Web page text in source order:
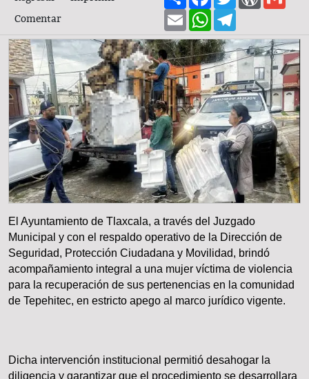
Comentar
EmailWhatsApp
El Ayuntamiento de Tlaxcala, a través del Juzgado
Municipal y con el respaldo operativo de la Dirección de
Seguridad, Protección Ciudadana y Movilidad, brindó
acompañamiento integral a una mujer víctima de violencia
para la recuperación de sus pertenencias en la comunidad
de Tepehitec, en estricto apego al marco jurídico vigente.
Dicha intervención institucional permitió desahogar la
diligencia y garantizar que el procedimiento se desarrollara